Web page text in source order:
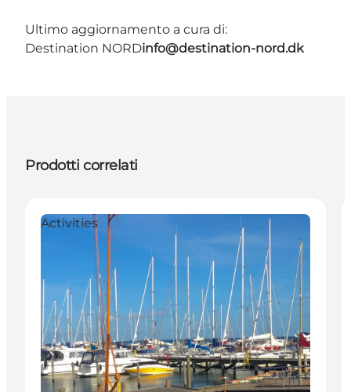
Ultimo aggiornamento a cura di:
Destination NORDinfo@destination-nord.dk
Prodotti correlati
Activities